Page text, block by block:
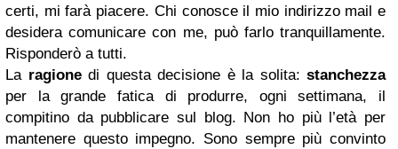
certi, mi farà piacere. Chi conosce il mio indirizzo mail e
desidera comunicare con me, può farlo tranquillamente.
Risponderò a tutti.
La ragionedi questa decisione è la solita: stanchezza
per la grande fatica di produrre, ogni settimana, il
compitino da pubblicare sul blog. Non ho più l’età per
mantenere questo impegno. Sono sempre più convinto